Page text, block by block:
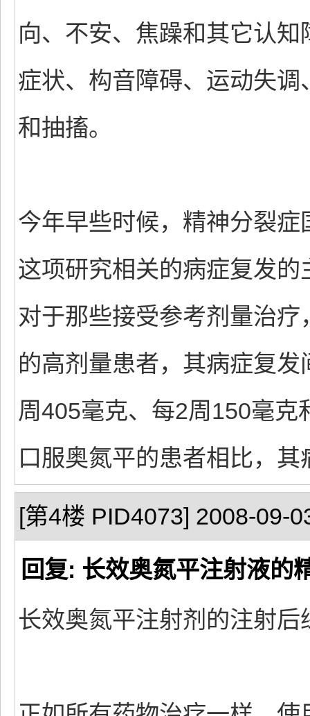
向、不安、焦躁和其它认
症状、构音障碍、运动失
和抽搐。
今年早些时候，精神分裂
这项研究相关的病症复发
对于那些接受参考剂量治
的高剂量患者，其病症复
周405毫克、每2周150毫
口服奥氮平的患者相比，
[第4楼 PID4073] 2008-09-
回复: 长效奥氮平注射液的
长效奥氮平注射剂的注射后